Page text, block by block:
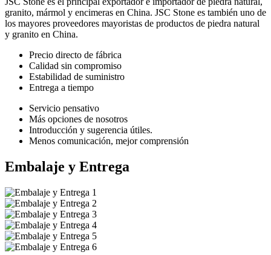
granito, mármol y encimeras en China. JSC Stone es también uno de
los mayores proveedores mayoristas de productos de piedra natural
y granito en China.
Precio directo de fábrica
Calidad sin compromiso
Estabilidad de suministro
Entrega a tiempo
Servicio pensativo
Más opciones de nosotros
Introducción y sugerencia útiles.
Menos comunicación, mejor comprensión
Embalaje y Entrega